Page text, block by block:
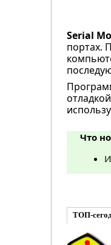
Serial
портах.
Что
ТОП-